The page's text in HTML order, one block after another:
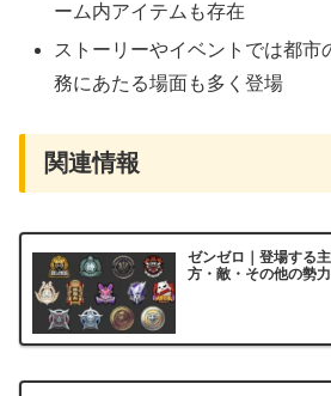
ーム内アイテムも存在
ストーリーやイベントでは都市
務にあたる場面も多く登場
関連情報
ゼンゼロ｜登場する
方・敵・その他の勢